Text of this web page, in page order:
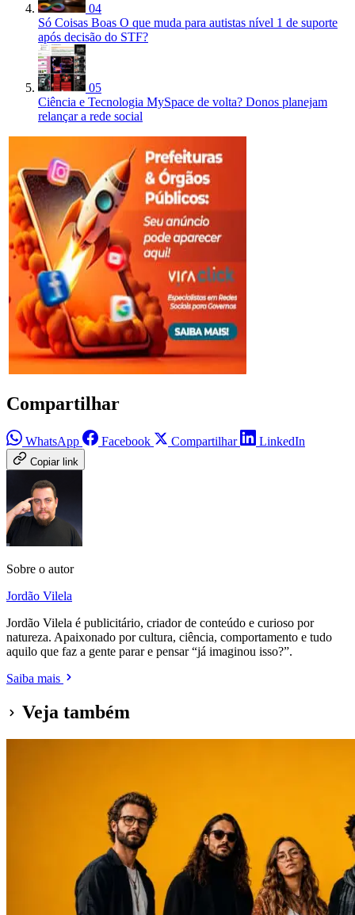
04
Só Coisas Boas O que muda para autistas nível 1 de suporte
após decisão do STF?
05
Ciência e Tecnologia MySpace de volta? Donos planejam
relançar a rede social
Compartilhar
WhatsApp Facebook Compartilhar LinkedIn
Copiar link
Sobre o autor
Jordão Vilela
Jordão Vilela é publicitário, criador de conteúdo e curioso por
natureza. Apaixonado por cultura, ciência, comportamento e tudo
aquilo que faz a gente parar e pensar “já imaginou isso?”.
Saiba mais
Veja também